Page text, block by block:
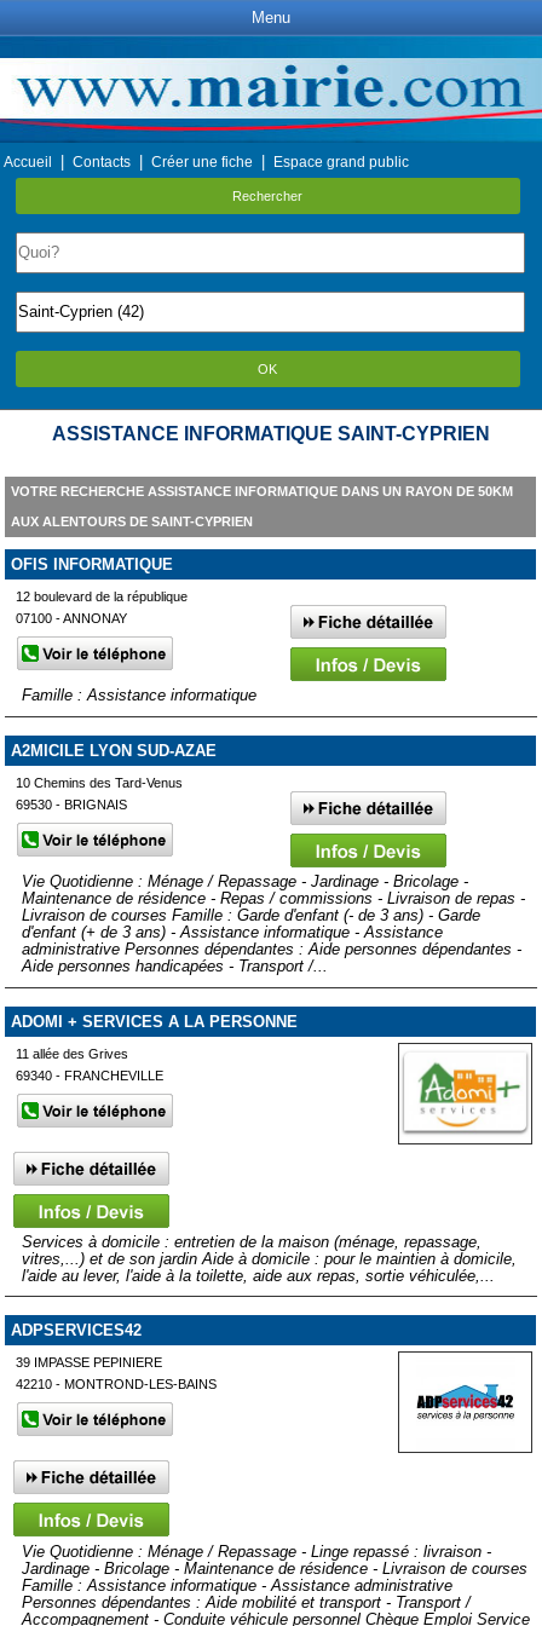
Menu
Accueil Contacts Créer une fiche Espace grand public
Rechercher
OK
ASSISTANCE INFORMATIQUE SAINT-CYPRIEN
VOTRE RECHERCHE ASSISTANCE INFORMATIQUE DANS UN RAYON DE 50KM
AUX ALENTOURS DE SAINT-CYPRIEN
OFIS INFORMATIQUE
12 boulevard de la république
07100 - ANNONAY
Famille : Assistance informatique
A2MICILE LYON SUD-AZAE
10 Chemins des Tard-Venus
69530 - BRIGNAIS
Vie Quotidienne : Ménage / Repassage - Jardinage - Bricolage -
Maintenance de résidence - Repas / commissions - Livraison de repas -
Livraison de courses Famille : Garde d'enfant (- de 3 ans) - Garde
d'enfant (+ de 3 ans) - Assistance informatique - Assistance
administrative Personnes dépendantes : Aide personnes dépendantes -
Aide personnes handicapées - Transport /...
ADOMI + SERVICES A LA PERSONNE
11 allée des Grives
69340 - FRANCHEVILLE
Services à domicile : entretien de la maison (ménage, repassage,
vitres,...) et de son jardin Aide à domicile : pour le maintien à domicile,
l'aide au lever, l'aide à la toilette, aide aux repas, sortie véhiculée,...
ADPSERVICES42
39 IMPASSE PEPINIERE
42210 - MONTROND-LES-BAINS
Vie Quotidienne : Ménage / Repassage - Linge repassé : livraison -
Jardinage - Bricolage - Maintenance de résidence - Livraison de courses
Famille : Assistance informatique - Assistance administrative
Personnes dépendantes : Aide mobilité et transport - Transport /
Accompagnement - Conduite véhicule personnel Chèque Emploi Service